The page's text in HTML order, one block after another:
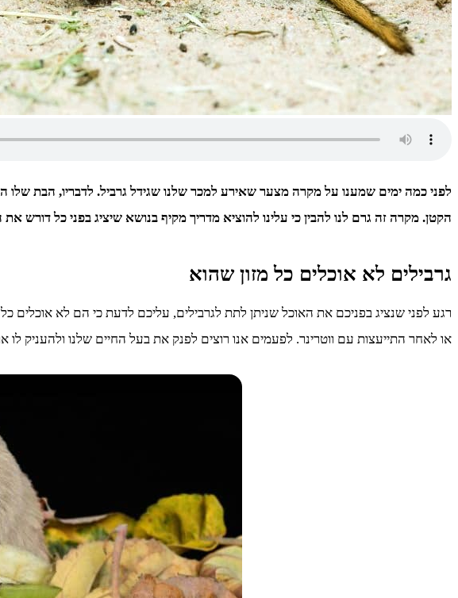
לפני כמה ימים שמענו על מקרה מצער שאירע למכר שלנו שגידל גרביל. לדבריו, הבת שלו
הקטן. מקרה זה גרם לנו להבין כי עלינו להוציא מדריך מקיף בנושא שיציג בפני כל
גרבילים לא אוכלים כל מזון שהוא
רגע לפני שנציג בפניכם את האוכל שניתן לתת לגרבילים, עליכם לדעת כי הם לא
או לאחר התייעצות עם ווטרינר. לפעמים אנו רוצים לפנק את בעל החיים שלנו ולהעניק לו